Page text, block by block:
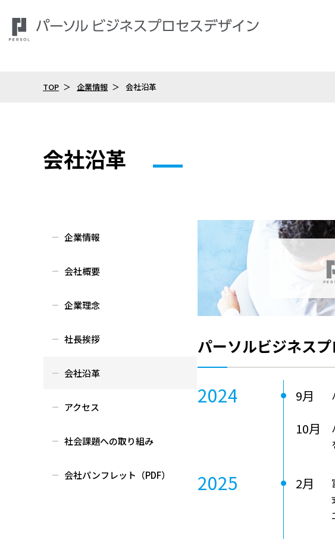
TOP 企業情報 会社沿革
会社沿革
パーソルビジネス
2024 9月
10月
2025 2月
企業情報
会社概要
企業理念
社長挨拶
会社沿革
アクセス
社会課題への取り組み
会社パンフレット（PDF）